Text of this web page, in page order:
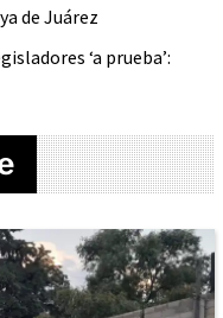
de Juárez
‘a prueba’: